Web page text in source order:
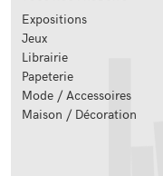
Expositions
Jeux
Librairie
Papeterie
Mode / Accessoires
Maison / Décoration